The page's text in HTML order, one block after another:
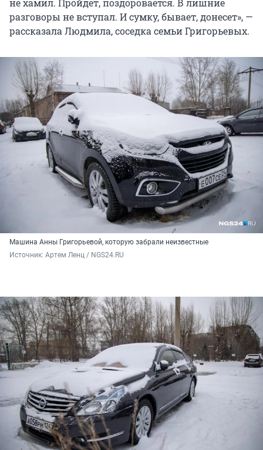
не хамил. Пройдет, поздоровается. В лишние
разговоры не вступал. И сумку, бывает, донесет», —
рассказала Людмила, соседка семьи Григорьевых.
Машина Анны Григорьевой, которую забрали неизвестные
Источник: Артем Ленц / NGS24.RU